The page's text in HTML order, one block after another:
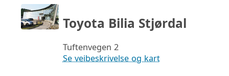
Toyota Bilia Stjørdal
Tuftenvegen 2
Se veibeskrivelse og kart